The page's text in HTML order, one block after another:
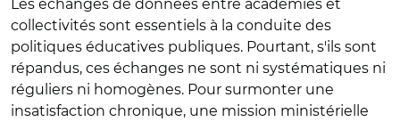
Les échanges de données entre académies et
collectivités sont essentiels à la conduite des
politiques éducatives publiques. Pourtant, s'ils sont
répandus, ces échanges ne sont ni systématiques ni
réguliers ni homogènes. Pour surmonter une
insatisfaction chronique, une mission ministérielle